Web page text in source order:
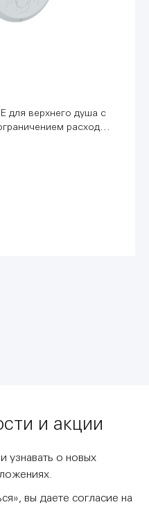
для верхнего душа с
расхода
и акции
узнавать о новых
вы даете согласие на